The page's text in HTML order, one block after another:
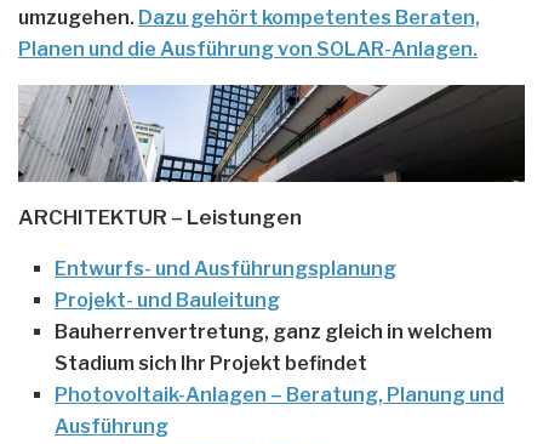
umzugehen. Dazu gehört kompetentes Beraten,
Planen und die Ausführung von SOLAR-Anlagen.
ARCHITEKTUR – Leistungen
Entwurfs- und Ausführungsplanung
Projekt- und Bauleitung
Bauherrenvertretung, ganz gleich in welchem
Stadium sich Ihr Projekt befindet
Photovoltaik-Anlagen – Beratung, Planung und
Ausführung